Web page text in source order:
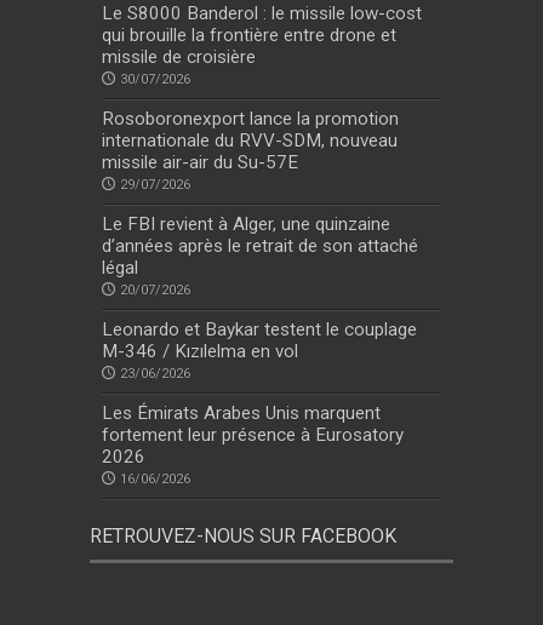
Le S8000 Banderol : le missile low-cost
qui brouille la frontière entre drone et
missile de croisière
30/07/2026
Rosoboronexport lance la promotion
internationale du RVV-SDM, nouveau
missile air-air du Su-57E
29/07/2026
Le FBI revient à Alger, une quinzaine
d’années après le retrait de son attaché
légal
20/07/2026
Leonardo et Baykar testent le couplage
M-346 / Kızılelma en vol
23/06/2026
Les Émirats Arabes Unis marquent
fortement leur présence à Eurosatory
2026
16/06/2026
RETROUVEZ-NOUS SUR FACEBOOK